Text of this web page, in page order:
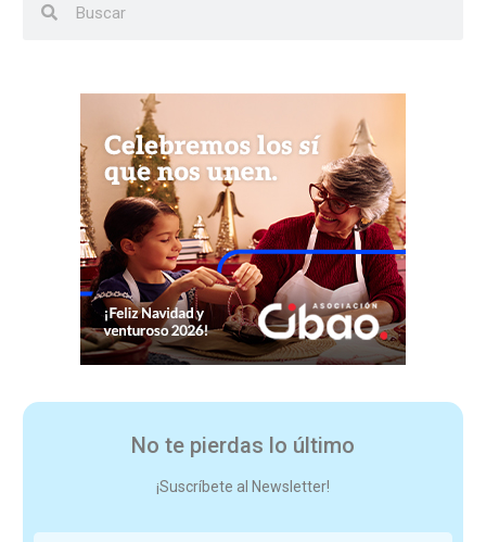
No te pierdas lo último
¡Suscríbete al Newsletter!